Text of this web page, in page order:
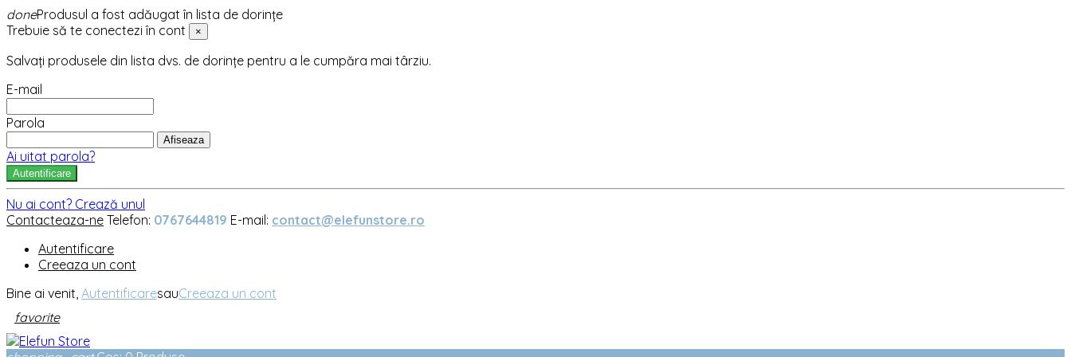
doneProdusul a fost adăugat în lista de dorințe
Trebuie să te conectezi în cont
×
Salvați produsele din lista dvs. de dorințe pentru a le cumpăra mai târziu.
E-mail
Parola
Afiseaza
Ai uitat parola?
Autentificare
Nu ai cont? Crează unul
Contacteaza-ne Telefon: 0767644819 E-mail: contact@elefunstore.ro
Autentificare
Creeaza un cont
Bine ai venit, AutentificaresauCreeaza un cont
favorite